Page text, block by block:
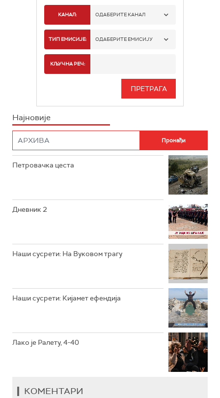
КАНАЛ: ОДАБЕРИТЕ КАНАЛ
РТС 1
РТС 3
ТИП ЕМИСИЈЕ: ОДАБЕРИТЕ ЕМИСИЈУ
ИНФО
КЉУЧНА РЕЧ:
Најновије
Петровачка цеста
Дневник 2
Наши сусрети: На Вуковом трагу
Наши сусрети: Кијамет ефендија
Лако је Ралету, 4-40
КОМЕНТАРИ